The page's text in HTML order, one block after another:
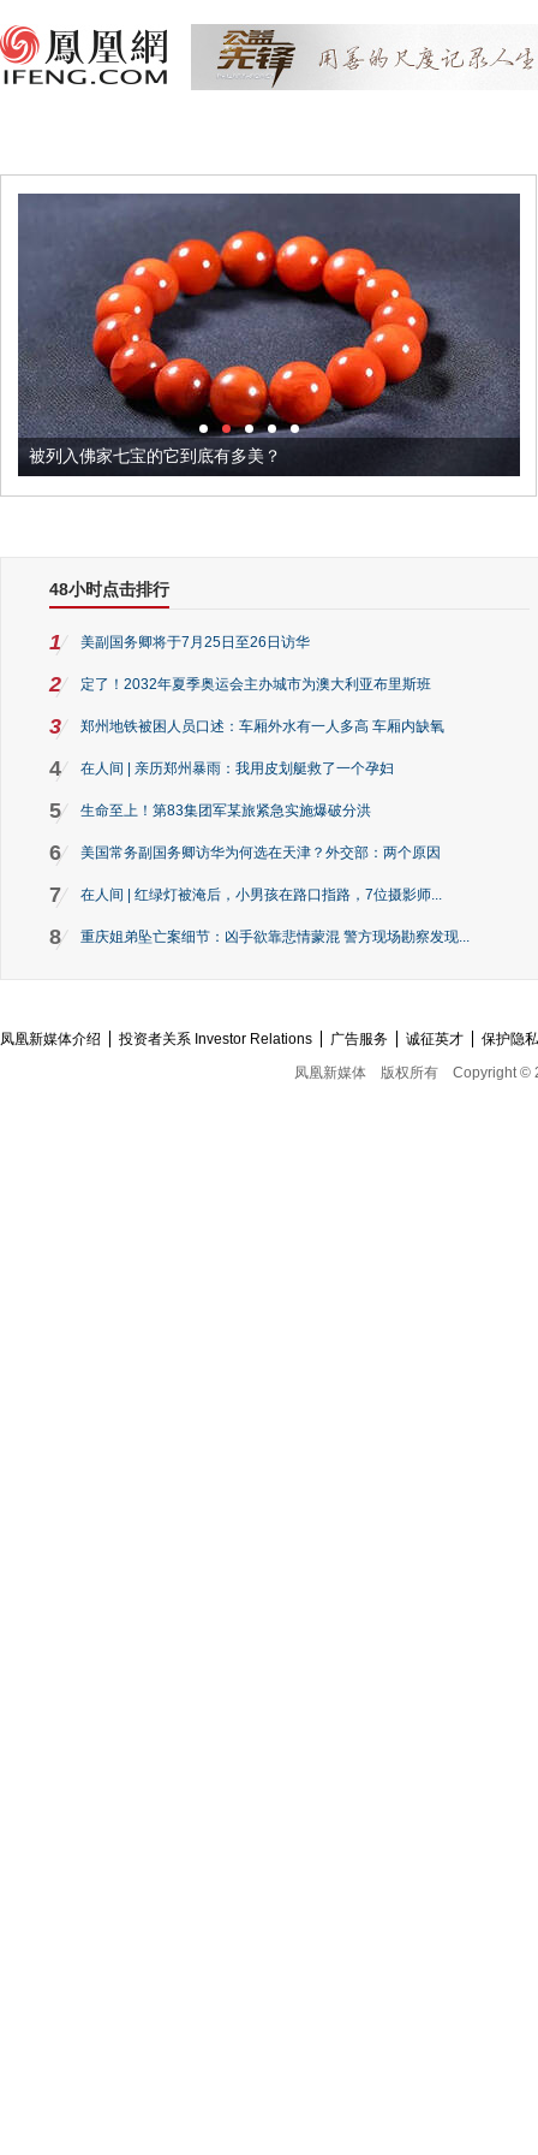
被列入佛家七宝的它到底有多美？
48小时点击排行
1 美副国务卿将于7月25日至26日访华
2 定了！2032年夏季奥运会主办城市为澳大利亚布里斯班
3 郑州地铁被困人员口述：车厢外水有一人多高 车厢内缺氧
4 在人间 | 亲历郑州暴雨：我用皮划艇救了一个孕妇
5 生命至上！第83集团军某旅紧急实施爆破分洪
6 美国常务副国务卿访华为何选在天津？外交部：两个原因
7 在人间 | 红绿灯被淹后，小男孩在路口指路，7位摄影师...
8 重庆姐弟坠亡案细节：凶手欲靠悲情蒙混 警方现场勘察发现...
凤凰新媒体介绍 投资者关系 Investor Relations 广告服务 诚征英才
保护隐
凤凰新媒体
版权所有 Copyright ©